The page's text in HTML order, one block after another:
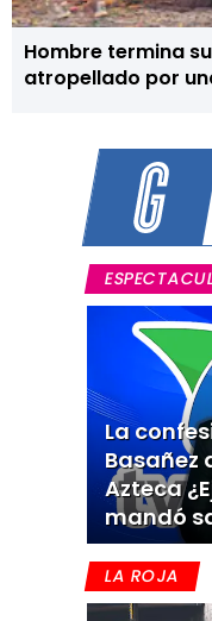
Hombre termina
atropellado por
La
Basañez
Azteca
mandó
LA ROJA